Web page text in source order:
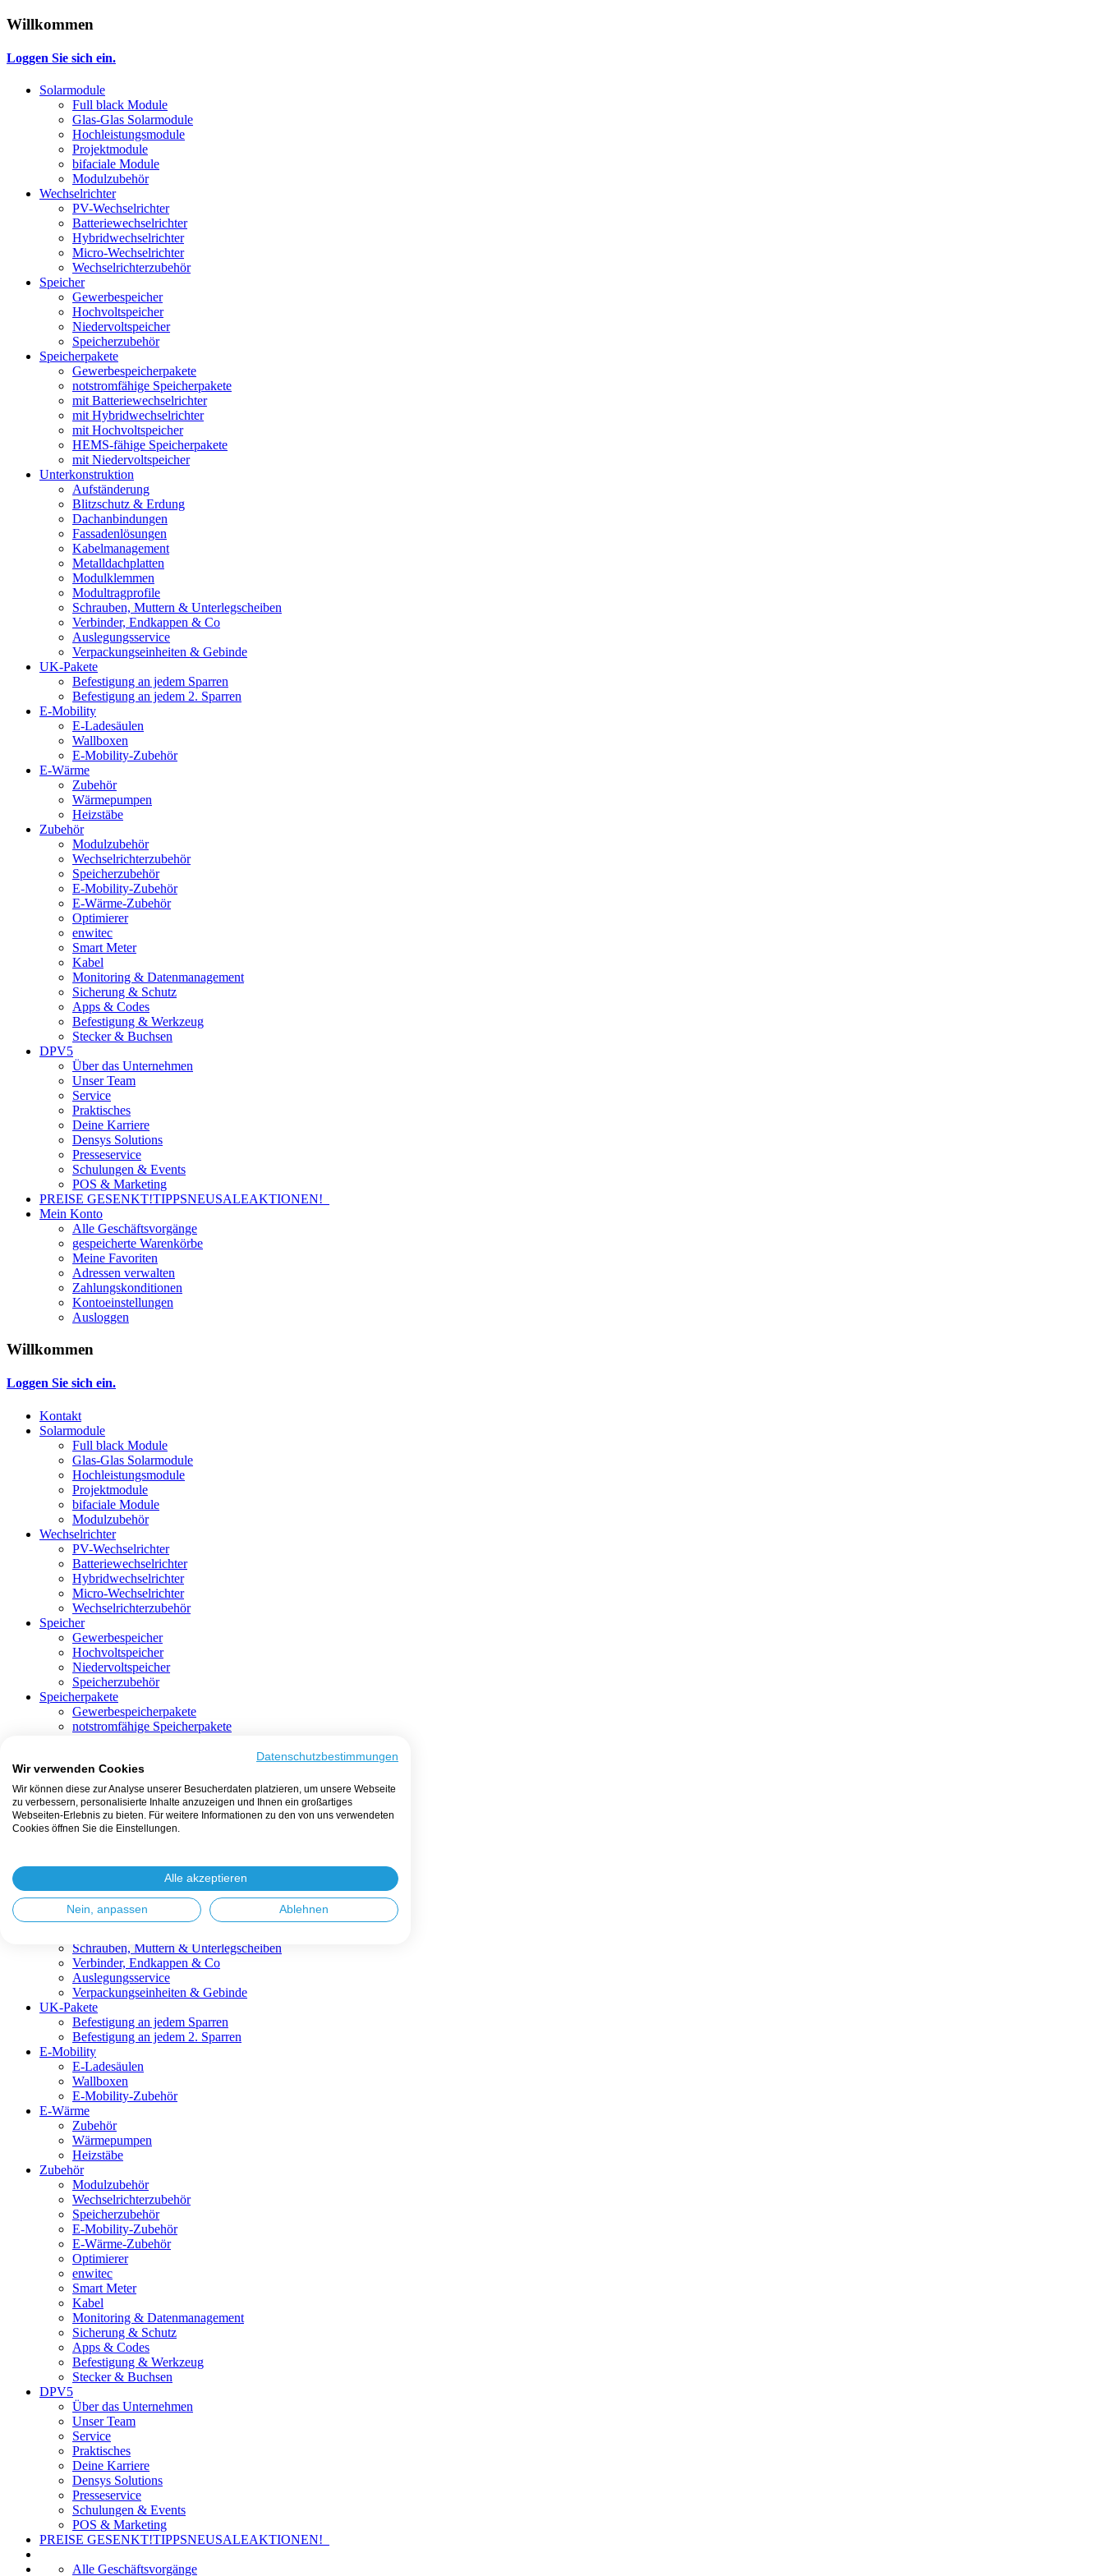
Willkommen
Loggen Sie sich ein.
Solarmodule
Full black Module
Glas-Glas Solarmodule
Hochleistungsmodule
Projektmodule
bifaciale Module
Modulzubehör
Wechselrichter
PV-Wechselrichter
Batteriewechselrichter
Hybridwechselrichter
Micro-Wechselrichter
Wechselrichterzubehör
Speicher
Gewerbespeicher
Hochvoltspeicher
Niedervoltspeicher
Speicherzubehör
Speicherpakete
Gewerbespeicherpakete
notstromfähige Speicherpakete
mit Batteriewechselrichter
mit Hybridwechselrichter
mit Hochvoltspeicher
HEMS-fähige Speicherpakete
mit Niedervoltspeicher
Unterkonstruktion
Aufständerung
Blitzschutz & Erdung
Dachanbindungen
Fassadenlösungen
Kabelmanagement
Metalldachplatten
Modulklemmen
Modultragprofile
Schrauben, Muttern & Unterlegscheiben
Verbinder, Endkappen & Co
Auslegungsservice
Verpackungseinheiten & Gebinde
UK-Pakete
Befestigung an jedem Sparren
Befestigung an jedem 2. Sparren
E-Mobility
E-Ladesäulen
Wallboxen
E-Mobility-Zubehör
E-Wärme
Zubehör
Wärmepumpen
Heizstäbe
Zubehör
Modulzubehör
Wechselrichterzubehör
Speicherzubehör
E-Mobility-Zubehör
E-Wärme-Zubehör
Optimierer
enwitec
Smart Meter
Kabel
Monitoring & Datenmanagement
Sicherung & Schutz
Apps & Codes
Befestigung & Werkzeug
Stecker & Buchsen
DPV5
Über das Unternehmen
Unser Team
Service
Praktisches
Deine Karriere
Densys Solutions
Presseservice
Schulungen & Events
POS & Marketing
PREISE GESENKT!TIPPSNEUSALEAKTIONEN!
Mein Konto
Alle Geschäftsvorgänge
gespeicherte Warenkörbe
Meine Favoriten
Adressen verwalten
Zahlungskonditionen
Kontoeinstellungen
Ausloggen
Willkommen
Loggen Sie sich ein.
Kontakt
Solarmodule
Full black Module
Glas-Glas Solarmodule
Hochleistungsmodule
Projektmodule
bifaciale Module
Modulzubehör
Wechselrichter
PV-Wechselrichter
Batteriewechselrichter
Hybridwechselrichter
Micro-Wechselrichter
Wechselrichterzubehör
Speicher
Gewerbespeicher
Hochvoltspeicher
Niedervoltspeicher
Speicherzubehör
Speicherpakete
Gewerbespeicherpakete
notstromfähige Speicherpakete
mit Hochvoltspeicher
HEMS-fähige Speicherpakete
mit Niedervoltspeicher
Unterkonstruktion
Aufständerung
Fassadenlösungen
Kabelmanagement
Metalldachplatten
Modulklemmen
Schrauben, Muttern & Unterlegscheiben
Verbinder, Endkappen & Co
Auslegungsservice
Verpackungseinheiten & Gebinde
UK-Pakete
Befestigung an jedem Sparren
Befestigung an jedem 2. Sparren
E-Mobility
E-Ladesäulen
Wallboxen
E-Mobility-Zubehör
E-Wärme
Zubehör
Wärmepumpen
Heizstäbe
Zubehör
Modulzubehör
Wechselrichterzubehör
Speicherzubehör
E-Mobility-Zubehör
E-Wärme-Zubehör
Optimierer
enwitec
Smart Meter
Kabel
Monitoring & Datenmanagement
Sicherung & Schutz
Apps & Codes
Befestigung & Werkzeug
Stecker & Buchsen
DPV5
Über das Unternehmen
Unser Team
Service
Praktisches
Deine Karriere
Densys Solutions
Presseservice
Schulungen & Events
POS & Marketing
PREISE GESENKT!TIPPSNEUSALEAKTIONEN!
Alle Geschäftsvorgänge
Datenschutzbestimmungen
Wir verwenden Cookies
Wir können diese zur Analyse unserer Besucherdaten platzieren, um unsere Webseite
zu verbessern, personalisierte Inhalte anzuzeigen und Ihnen ein großartiges
Webseiten-Erlebnis zu bieten. Für weitere Informationen zu den von uns verwendeten
Cookies öffnen Sie die Einstellungen.
Alle akzeptieren
Nein, anpassen Ablehnen